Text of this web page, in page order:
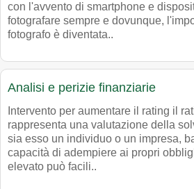
con l'avvento di smartphone e
fotografare sempre e dovunque,
fotografo è diventata..
Analisi e perizie finanziarie
Intervento per aumentare il rating il
rappresenta una valutazione della
sia esso un individuo o un impresa,
capacità di adempiere ai propri
elevato può facili..